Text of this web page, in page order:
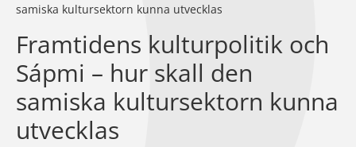
samiska kultursektorn kunna utvecklas
Framtidens kulturpolitik och
Sápmi – hur skall den
samiska kultursektorn kunna
utvecklas